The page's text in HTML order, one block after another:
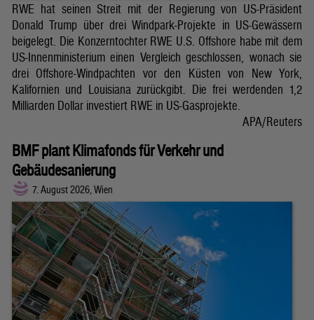
RWE hat seinen Streit mit der Regierung von US-Präsident
Donald Trump über drei Windpark-Projekte in US-Gewässern
beigelegt. Die Konzerntochter RWE U.S. Offshore habe mit dem
US-Innenministerium einen Vergleich geschlossen, wonach sie
drei Offshore-Windpachten vor den Küsten von New York,
Kalifornien und Louisiana zurückgibt. Die frei werdenden 1,2
Milliarden Dollar investiert RWE in US-Gasprojekte.
APA/Reuters
BMF plant Klimafonds für Verkehr und
Gebäudesanierung
7. August 2026, Wien